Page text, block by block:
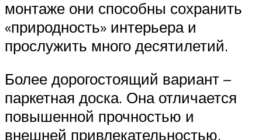
монтаже они способны сохранить
«природность» интерьера и
прослужить много десятилетий.
Более дорогостоящий вариант –
паркетная доска. Она отличается
повышенной прочностью и
внешней привлекательностью.